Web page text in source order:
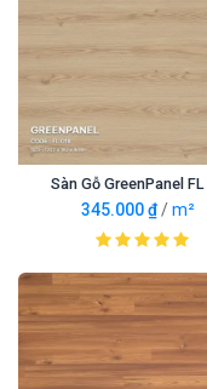
Sàn Gỗ GreenPanel
345.000₫ /m²